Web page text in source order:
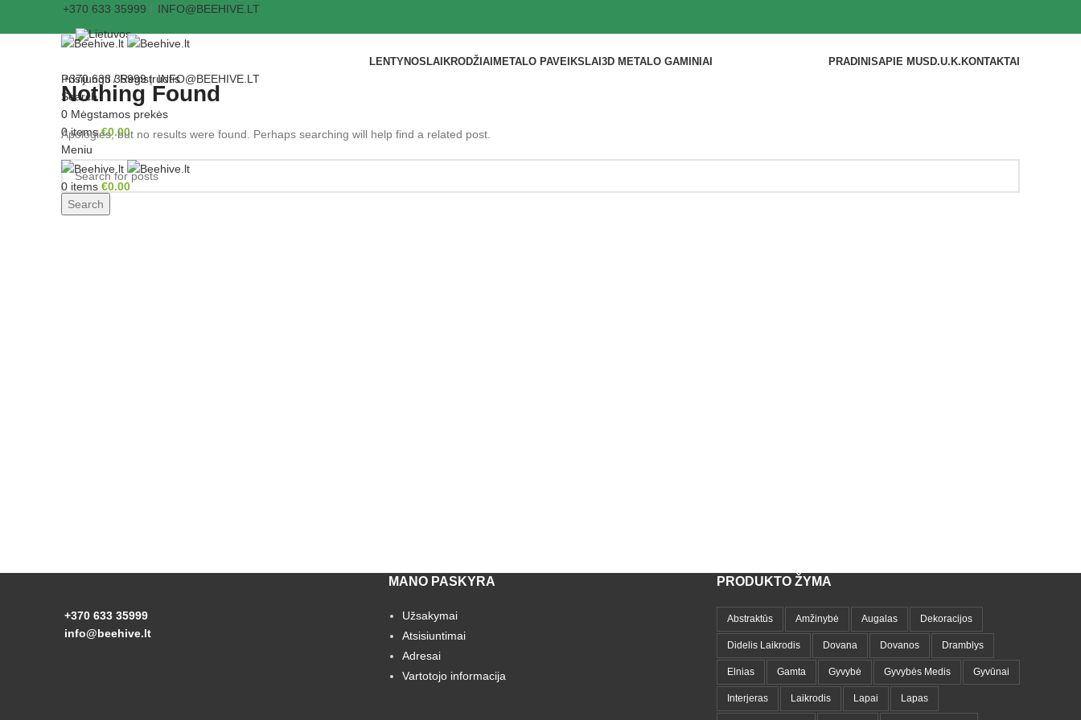
+370 633 35999 | INFO@BEEHIVE.LT
PRADINISAPIE MUS D.U.K. KONTAKTAI
+370 633 35999|INFO@BEEHIVE.LT
LENTYNOS LAIKRODŽIAI METALO PAVEIKSLAI 3D METALO GAMINIAI
Prisijungti / Registruotis
Search
0 Mėgstamos prekės
0items €0.00
Meniu
0 items €0.00
Nothing Found
Apologies, but no results were found. Perhaps searching will help find a related post.
Search
+370 633 35999
info@beehive.lt
MANO PASKYRA
Užsakymai
Atsisiuntimai
Adresai
Vartotojo informacija
PRODUKTO ŽYMA
Abstraktūs Amžinybė Augalas Dekoracijos
Didelis Laikrodis Dovana Dovanos Dramblys
Elnias Gamta Gyvybė Gyvybės Medis Gyvūnai
Interjeras Laikrodis Lapai Lapas